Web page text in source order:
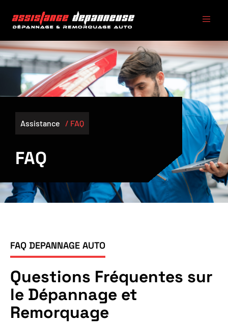
Assistance / FAQ
FAQ
FAQ DEPANNAGE AUTO
Questions Fréquentes sur
le Dépannage et
Remorquage